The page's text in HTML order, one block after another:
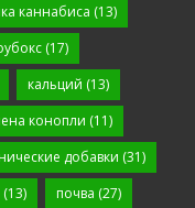
каннабиса (13)
(17)
кальций (13)
конопли (11)
добавки (31)
(13) почва (27)